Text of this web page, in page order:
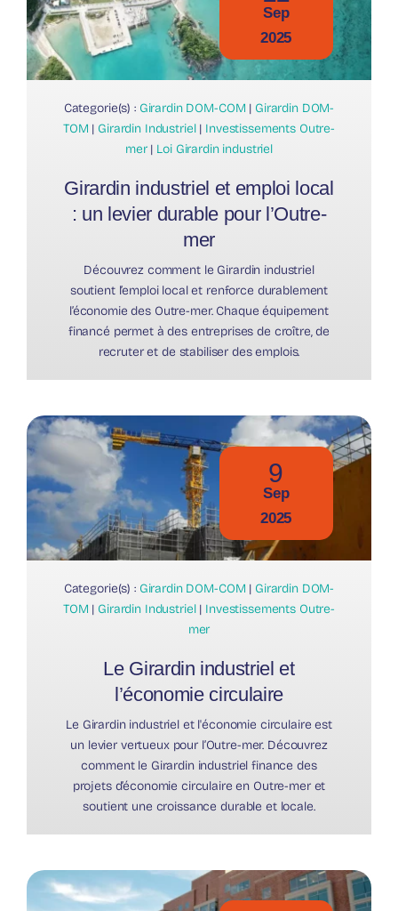
Sep
2025
Categorie(s) : Girardin DOM-COM | Girardin DOM-
TOM | Girardin Industriel| Investissements Outre-
mer| Loi Girardin industriel
Girardin industriel et emploi local
: un levier durable pour l’Outre-
mer
Découvrez comment le Girardin industriel
soutient l’emploi local et renforce durablement
l’économie des Outre-mer. Chaque équipement
financé permet à des entreprises de croître, de
recruter et de stabiliser des emplois.
9
Sep
2025
Categorie(s) : Girardin DOM-COM | Girardin DOM-
TOM | Girardin Industriel| Investissements Outre-
mer
Le Girardin industriel et
l’économie circulaire
Le Girardin industriel et l'économie circulaire est
un levier vertueux pour l’Outre-mer. Découvrez
comment le Girardin industriel finance des
projets d’économie circulaire en Outre-mer et
soutient une croissance durable et locale.